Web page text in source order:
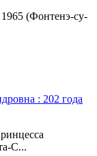
(Фонтенэ-су-
: 202 года
С...